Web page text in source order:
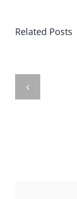
Related Posts
買
屋之財